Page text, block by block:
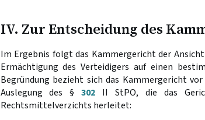
IV. Zur Entscheidung des
Im Ergebnis folgt das Kammergericht der
Ermächtigung des Verteidigers auf einen
Begründung bezieht sich das Kammergericht
Auslegung des §302 II StPO, die das
Rechtsmittelverzichts herleitet: